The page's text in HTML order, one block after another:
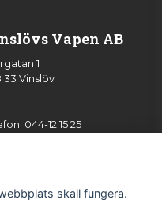
Vapen AB
1
33 Vinslöv
044-12 15 25
skall fungera.